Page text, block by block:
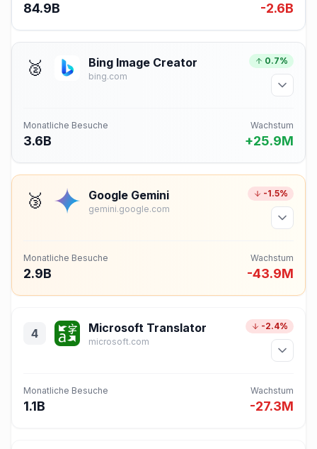
84.9B -2.6B
🥈 Bing Image Creator
bing.com
0.7%
Monatliche Besuche
3.6B
Wachstum
+25.9M
🥉 Google Gemini
gemini.google.com
-1.5%
Monatliche Besuche
2.9B
Wachstum
-43.9M
4 Microsoft Translator
microsoft.com
-2.4%
Monatliche Besuche
1.1B
Wachstum
-27.3M